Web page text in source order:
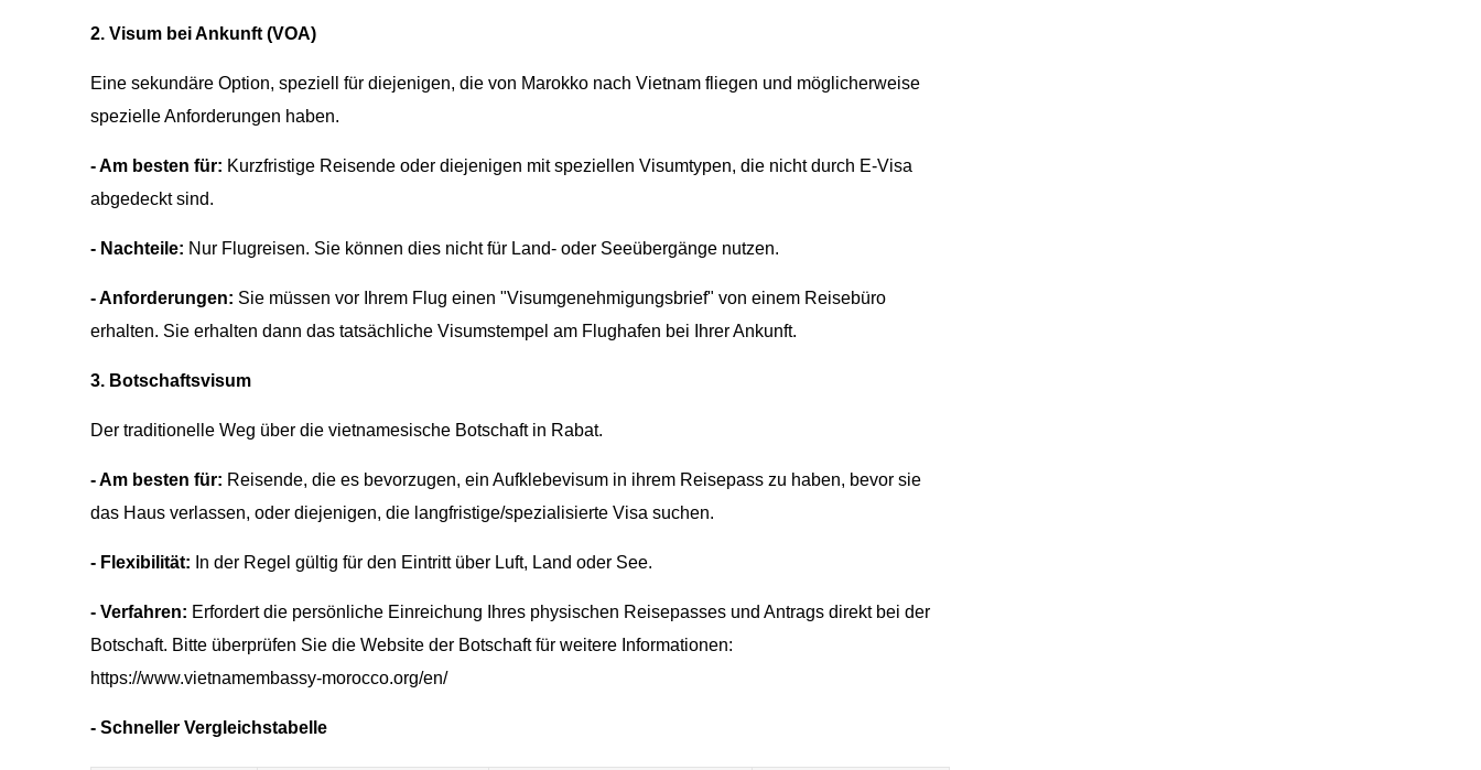
2. Visum bei Ankunft (VOA)
Eine sekundäre Option, speziell für diejenigen, die von Marokko nach Vietnam fliegen und möglicherweise
spezielle Anforderungen haben.
- Am besten für: Kurzfristige Reisende oder diejenigen mit speziellen Visumtypen, die nicht durch E-Visa
abgedeckt sind.
- Nachteile: Nur Flugreisen. Sie können dies nicht für Land- oder Seeübergänge nutzen.
- Anforderungen: Sie müssen vor Ihrem Flug einen "Visumgenehmigungsbrief" von einem Reisebüro
erhalten. Sie erhalten dann das tatsächliche Visumstempel am Flughafen bei Ihrer Ankunft.
3. Botschaftsvisum
Der traditionelle Weg über die vietnamesische Botschaft in Rabat.
- Am besten für: Reisende, die es bevorzugen, ein Aufklebevisum in ihrem Reisepass zu haben, bevor sie
das Haus verlassen, oder diejenigen, die langfristige/spezialisierte Visa suchen.
- Flexibilität: In der Regel gültig für den Eintritt über Luft, Land oder See.
- Verfahren: Erfordert die persönliche Einreichung Ihres physischen Reisepasses und Antrags direkt bei der
Botschaft. Bitte überprüfen Sie die Website der Botschaft für weitere Informationen:
https://www.vietnamembassy-morocco.org/en/
- Schneller Vergleichstabelle